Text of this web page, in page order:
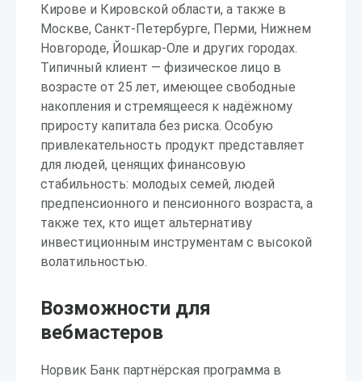
Кирове и Кировской области, а также в
Москве, Санкт-Петербурге, Перми, Нижнем
Новгороде, Йошкар-Оле и других городах.
Типичный клиент — физическое лицо в
возрасте от 25 лет, имеющее свободные
накопления и стремящееся к надёжному
приросту капитала без риска. Особую
привлекательность продукт представляет
для людей, ценящих финансовую
стабильность: молодых семей, людей
предпенсионного и пенсионного возраста, а
также тех, кто ищет альтернативу
инвестиционным инструментам с высокой
волатильностью.
Возможности для
вебмастеров
Норвик Банк партнёрская программа в